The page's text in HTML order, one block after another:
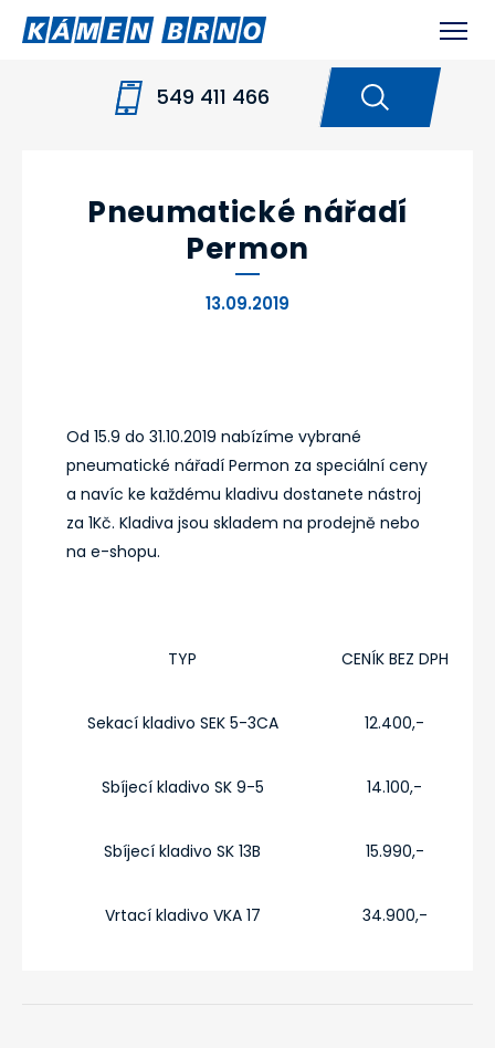
549 411 466
NOVINKY
PNEUMATICKÉ NÁŘADÍ
Pneumatické nářadí
Permon
13.09.2019
Od 15.9 do 31.10.2019 nabízíme vybrané
pneumatické nářadí Permon za speciální ceny
a navíc ke každému kladivu dostanete nástroj
za 1Kč. Kladiva jsou skladem na prodejně nebo
na e-shopu.
TYP CENÍK BEZ DPH
Sekací kladivo SEK 5-3CA 12.400,-
Sbíjecí kladivo SK 9-5 14.100,-
Sbíjecí kladivo SK 13B 15.990,-
Vrtací kladivo VKA 17 34.900,-